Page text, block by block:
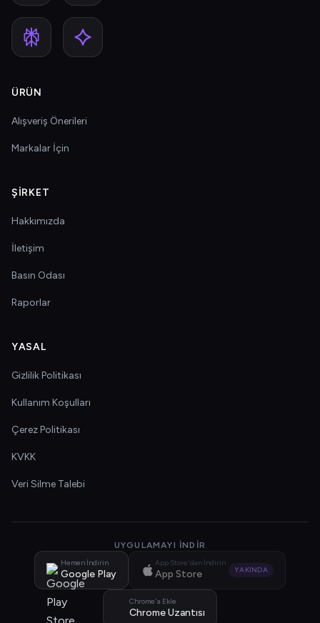
ÜRÜN
Alışveriş Önerileri
Markalar İçin
ŞIRKET
Hakkımızda
İletişim
Basın Odası
Raporlar
YASAL
Gizlilik Politikası
Kullanım Koşulları
Çerez Politikası
KVKK
Veri Silme Talebi
UYGULAMAYI İNDIR
Hemen İndirin
Google Play
App Store'dan İndirin
App Store YAKINDA
Chrome'a Ekle
Chrome Uzantısı